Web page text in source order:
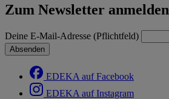
Zum Newsletter anmelden
Deine E-Mail-Adresse (Pflichtfeld)
Absenden
EDEKA auf Facebook
EDEKA auf Instagram